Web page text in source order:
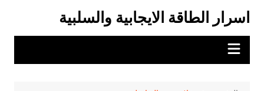
المحتوى
اسرار الطاقة الايجابية والسلبية